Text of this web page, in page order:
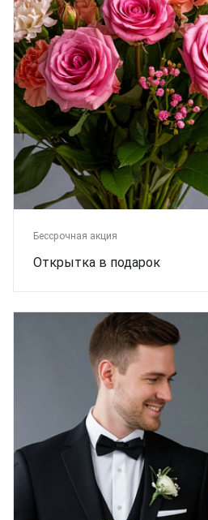
Бессрочная акция
Открытка в подарок